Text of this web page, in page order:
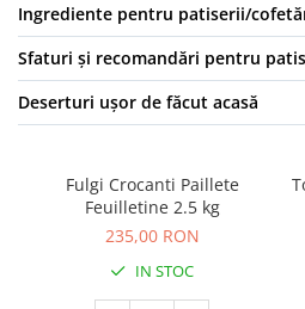
Ingrediente pentru patiserii/
Sfaturi și recomandări pentru
Deserturi ușor de făcut acasă
Fulgi Crocanti Paillete
Feuilletine 2.5 kg
235,00 RON
IN STOC